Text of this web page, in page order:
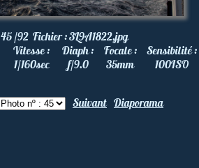
45 /92 Fichier :3L9A1822.jpg
Vitesse :
1/160sec
Diaph :
f/9.0
Focale :
35mm
Sensibilité :
100ISO
Suivant Diaporama